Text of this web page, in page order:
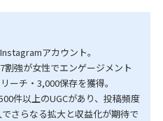
アカウント。
強が女性でエンゲージメント
ーチ・3,000保存を獲得。
件以上のUGCがあり、投稿頻度
さらなる拡大と収益化が期待で